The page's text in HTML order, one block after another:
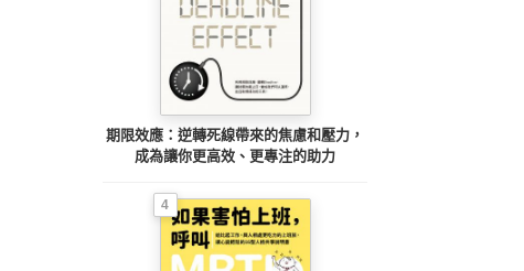
期限效應：逆轉死線帶來的焦慮和壓力，
成為讓你更高效、更專注的助力
4